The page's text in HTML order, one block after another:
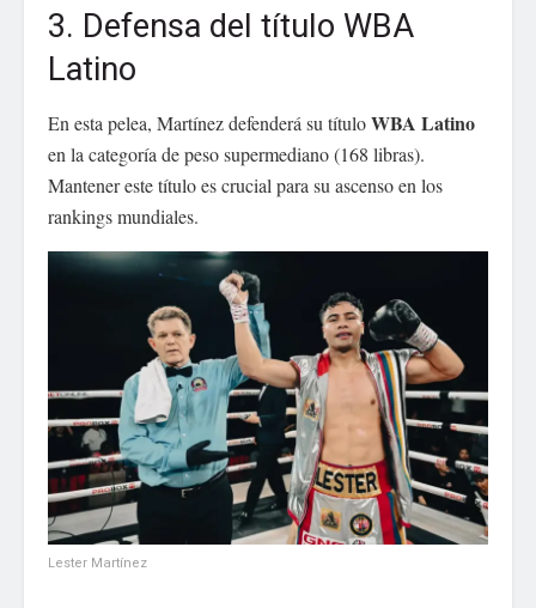
3. Defensa del título WBA
Latino
En esta pelea, Martínez defenderá su títuloWBA Latino
en la categoría de peso supermediano (168 libras).
Mantener este título es crucial para su ascenso en los
rankings mundiales.
Lester Martínez